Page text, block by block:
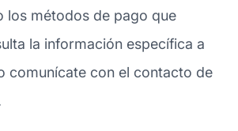
los métodos de pago que
la información específica a
comunícate con el contacto de